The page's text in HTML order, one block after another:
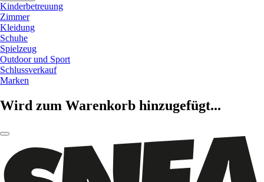
Kinderbetreuung
Zimmer
Kleidung
Schuhe
Spielzeug
Outdoor und Sport
Schlussverkauf
Marken
Wird zum Warenkorb hinzugefügt...